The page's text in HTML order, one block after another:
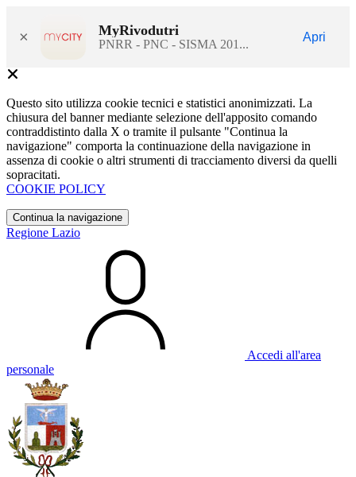
× MyRivodutri
PNRR - PNC - SISMA 201...
Apri
Questo sito utilizza cookie tecnici e statistici anonimizzati. La
chiusura del banner mediante selezione dell'apposito comando
contraddistinto dalla X o tramite il pulsante "Continua la
navigazione" comporta la continuazione della navigazione in
assenza di cookie o altri strumenti di tracciamento diversi da quelli
sopracitati.
COOKIE POLICY
Continua la navigazione
Regione Lazio
Accedi all'area
personale